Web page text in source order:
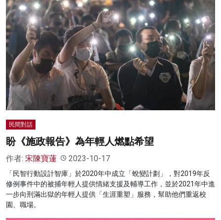
商業
科技
影片
名家榜
灼見活動
民間對話
盼《施政報告》為年輕人燃點希望
作者: 宋陳寶蓮 2023-10-17
「民智行動設計智庫」於2020年中成立「蛻變計劃」，對2019年反
修例事件中的被捕年輕人提供情緒支援及輔導工作，並於2021年中進
一步向刑滿出獄的年輕人提供「生涯重塑」服務，幫助他們重返校
園、職場。